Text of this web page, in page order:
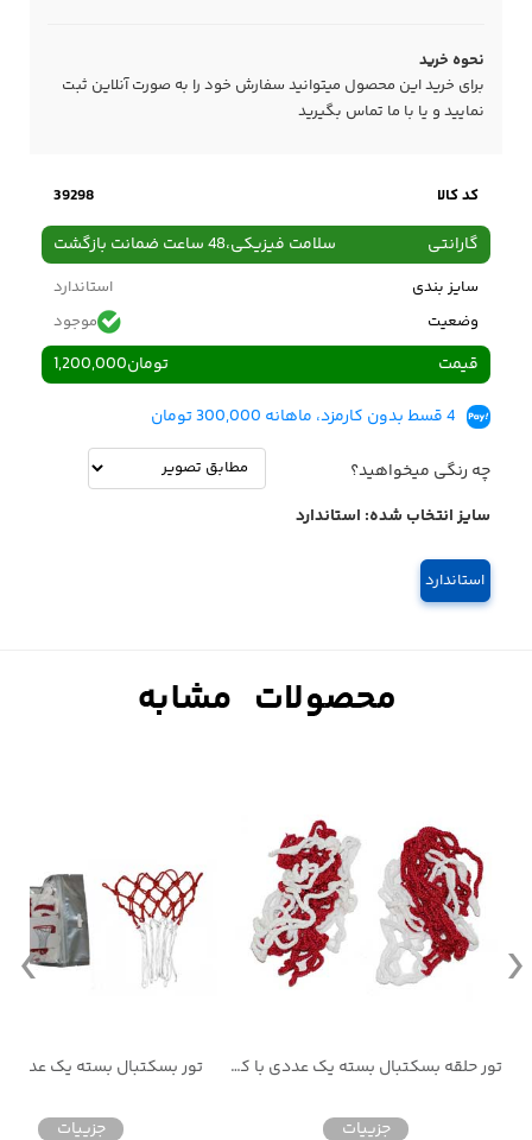
نحوه خرید
برای خرید این محصول میتوانید سفارش خود را به صورت آنلاین ثبت
نمایید و یا با ما تماس بگیرید
کد کالا 39298
گارانتی سلامت فیزیکی،48 ساعت ضمانت بازگشت
سایز بندی
استاندارد
وضعیت
موجود
قیمت 1,200,000تومان
4 قسط بدون کارمزد، ماهانه 300,000 تومان
چه رنگی میخواهید؟
سایز انتخاب شده: استاندارد
استاندارد
تور حلقه بسکتبال بسته یک عددی با کاور
جزییات
تور بسکتبال بسته یک عددی
جزییات